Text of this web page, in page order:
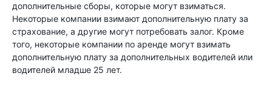
дополнительные сборы, которые могут взиматься.
Некоторые компании взимают дополнительную плату за
страхование, а другие могут потребовать залог. Кроме
того, некоторые компании по аренде могут взимать
дополнительную плату за дополнительных водителей или
водителей младше 25 лет.